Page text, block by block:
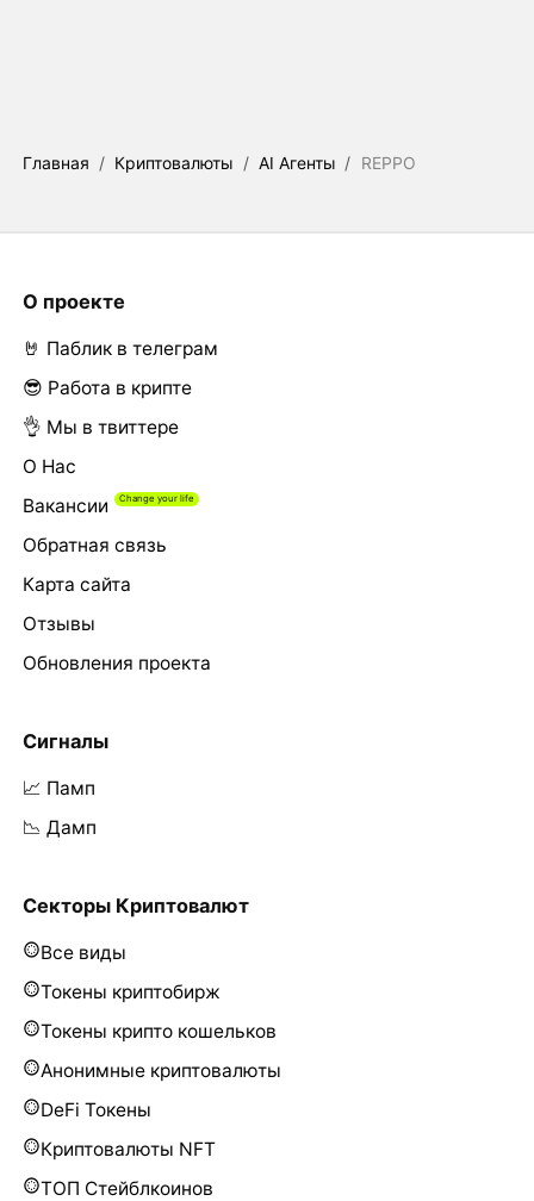
Главная / Криптовалюты / AI Агенты / REPPO
О проекте
🤘 Паблик в телеграм
😎 Работа в крипте
👌 Мы в твиттере
О Нас
Вакансии
Обратная связь
Карта сайта
Отзывы
Обновления проекта
Сигналы
📈 Памп
📉 Дамп
Секторы Криптовалют
Все виды
Токены криптобирж
Токены крипто кошельков
Анонимные криптовалюты
DeFi Токены
Криптовалюты NFT
ТОП Стейблкоинов